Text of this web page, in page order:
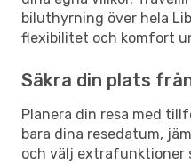
biluthyrning över hela
flexibilitet och komfort
Säkra din plats
Planera din resa med
bara dina resedatum,
och välj extrafunktioner